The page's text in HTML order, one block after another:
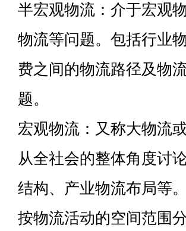
半宏观物流：介于宏观
物流等问题。包括行业
费之间的物流路径及物
题。
宏观物流：又称大物流
从全社会的整体角度讨
结构、产业物流布局等。
按物流活动的空间范围